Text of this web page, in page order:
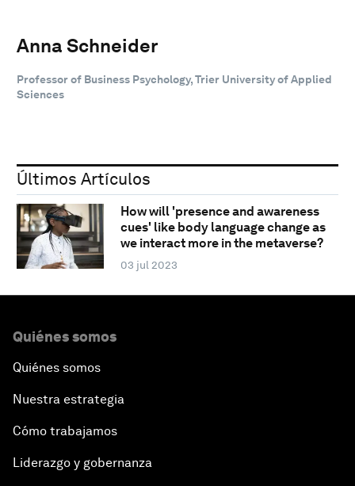
Anna Schneider
Professor of Business Psychology, Trier University of Applied
Sciences
Últimos Artículos
How will 'presence and awareness
cues' like body language change as
we interact more in the metaverse?
03 jul 2023
Quiénes somos
Quiénes somos
Nuestra estrategia
Cómo trabajamos
Liderazgo y gobernanza